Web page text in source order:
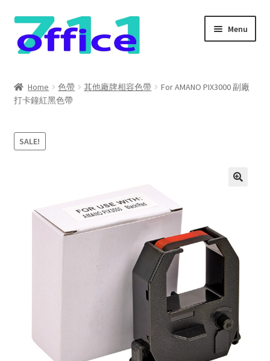
Skip
to
navigation
Skip
to
content
Menu
我的帳號
結帳
Home 色帶 其他廠牌相容色帶
For AMANO PIX3000 副廠
打卡鐘紅黑色帶
SALE!